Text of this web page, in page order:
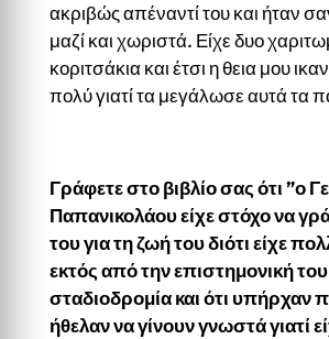
ακριβώς απέναντί του και ήταν
μαζί και χωριστά. Είχε δυο
κοριτσάκια και έτσι η θεια μου
πολύ γιατί τα μεγάλωσε αυτά τα
Γράφετε στο βιβλίο σας ότι ”ο
Παπανικολάου είχε στόχο να
του για τη ζωή του διότι είχε
εκτός από την επιστημονική του
σταδιοδρομία και ότι υπήρχαν
ήθελαν να γίνουν γνωστά γιατί